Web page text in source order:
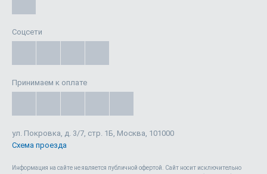
Соцсети
Принимаем к оплате
ул. Покровка, д. 3/7, стр. 1Б, Москва, 101000
Схема проезда
Информация на сайте не является публичной офертой. Cайт носит исключительно